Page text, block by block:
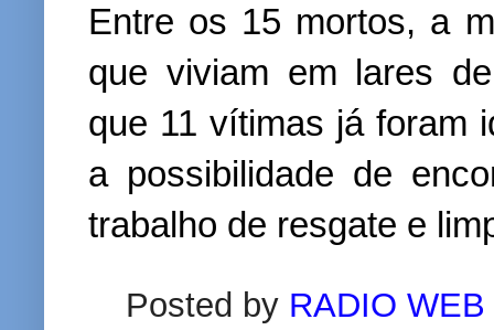
Entre os 15 mortos, a
que viviam em lares
que 11 vítimas já foram
a possibilidade de
trabalho de resgate e
Posted by RADIO